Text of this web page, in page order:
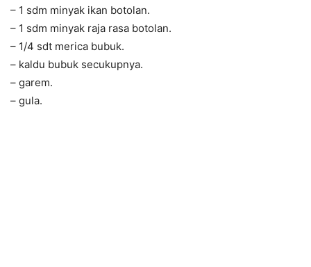
– 1 sdm minyak ikan botolan.
– 1 sdm minyak raja rasa botolan.
– 1/4 sdt merica bubuk.
– kaldu bubuk secukupnya.
– garem.
– gula.